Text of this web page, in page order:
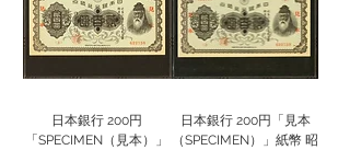
日本銀行 200円
「SPECIMEN（見本）」
日本銀行 200円「見本
（SPECIMEN）」紙幣 昭